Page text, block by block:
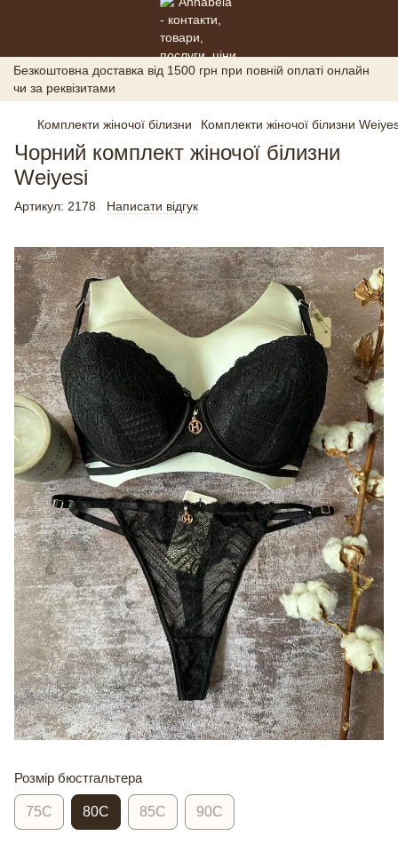
Безкоштовна доставка від 1500 грн при повній оплаті онлайн
чи за реквізитами
Комплекти жіночої білизни Комплекти жіночої білизни
Чорний комплект жіночої білизни
Weiyesi
Артикул: 2178 Написати відгук
Розмір бюстгальтера
75C 80C 85C 90C